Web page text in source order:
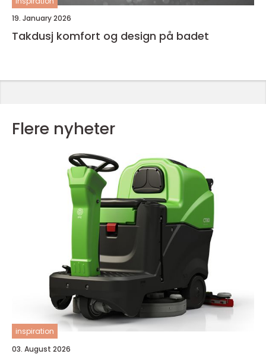
19. January 2026
Takdusj komfort og design på badet
Flere nyheter
inspiration
03. August 2026